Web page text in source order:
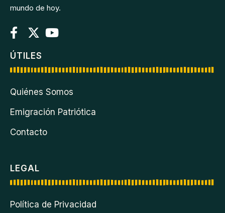
mundo de hoy.
ÚTILES
Quiénes Somos
Emigración Patriótica
Contacto
LEGAL
Política de Privacidad